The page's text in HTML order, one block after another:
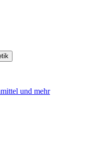
und mehr